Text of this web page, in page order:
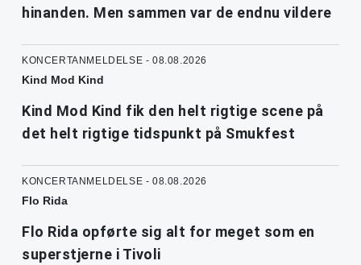
hinanden. Men sammen var de endnu vildere
KONCERTANMELDELSE - 08.08.2026
Kind Mod Kind
Kind Mod Kind fik den helt rigtige scene på
det helt rigtige tidspunkt på Smukfest
KONCERTANMELDELSE - 08.08.2026
Flo Rida
Flo Rida opførte sig alt for meget som en
superstjerne i Tivoli